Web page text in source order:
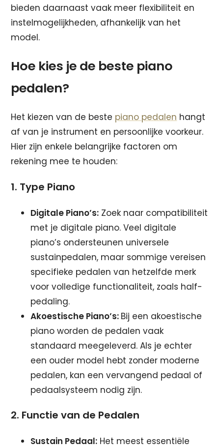
bieden daarnaast vaak meer flexibiliteit en
instelmogelijkheden, afhankelijk van het
model.
Hoe kies je de beste piano
pedalen?
Het kiezen van de beste piano pedalen hangt
af van je instrument en persoonlijke voorkeur.
Hier zijn enkele belangrijke factoren om
rekening mee te houden:
1. Type Piano
Digitale Piano’s: Zoek naar compatibiliteit
met je digitale piano. Veel digitale
piano’s ondersteunen universele
sustainpedalen, maar sommige vereisen
specifieke pedalen van hetzelfde merk
voor volledige functionaliteit, zoals half-
pedaling.
Akoestische Piano’s: Bij een akoestische
piano worden de pedalen vaak
standaard meegeleverd. Als je echter
een ouder model hebt zonder moderne
pedalen, kan een vervangend pedaal of
pedaalsysteem nodig zijn.
2. Functie van de Pedalen
Sustain Pedaal: Het meest essentiële